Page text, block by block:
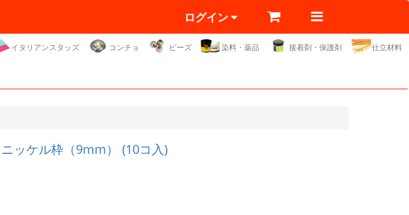
ログイン
イタリアンスタッズ コンチョ ビーズ 染料・薬品 接着剤・保護剤 仕立材料
ッケル枠（9mm） (10コ入)